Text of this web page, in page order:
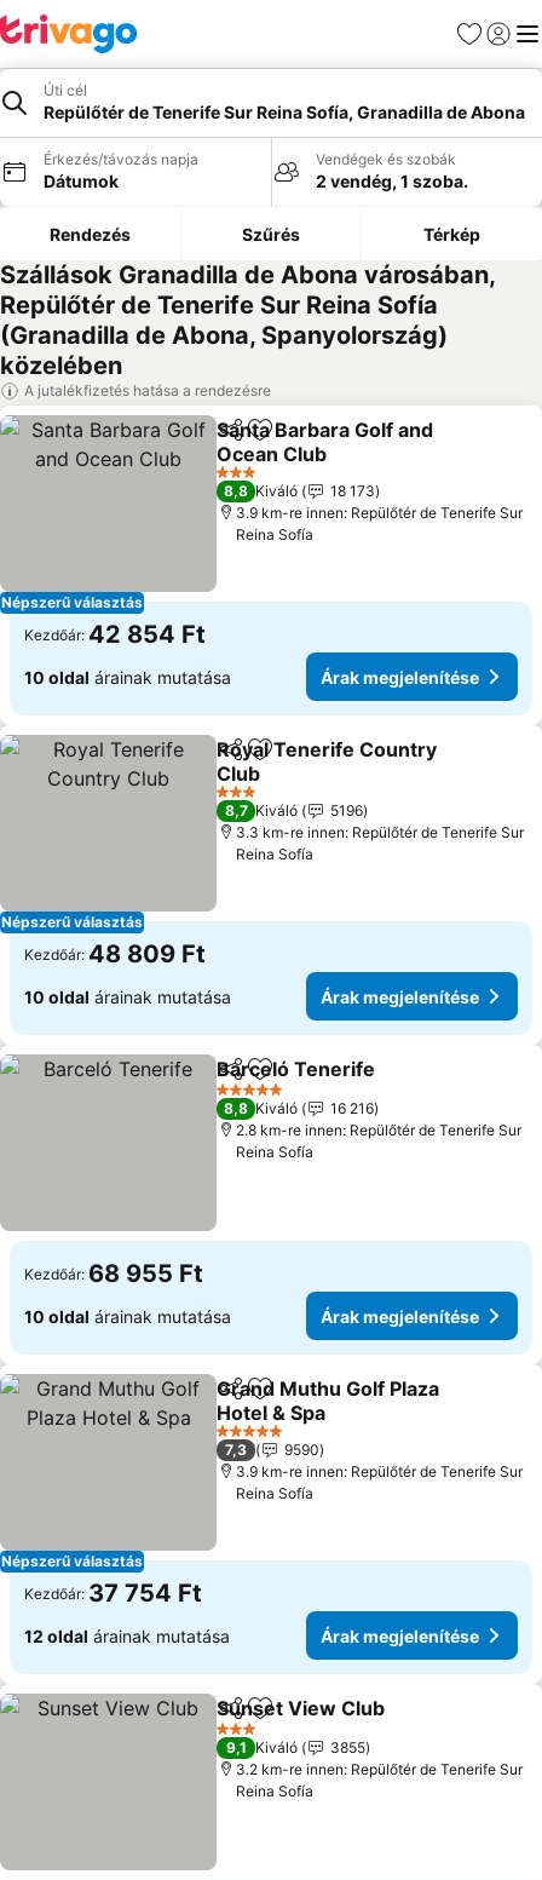
Kedvencek
Úti cél
Repülőtér de Tenerife Sur Reina Sofía, Granadilla de Abona
Érkezés/távozás napja
Dátumok
Vendégek és szobák
2 vendég, 1 szoba.
Rendezés Szűrés Térkép
Szállások Granadilla de Abona városában,
Repülőtér de Tenerife Sur Reina Sofía
(Granadilla de Abona, Spanyolország)
közelében
A jutalékfizetés hatása a rendezésre
Népszerű választás
MegosztásHozzáadás a kedvencekhez
Santa Barbara Golf and
Ocean Club
Árak megjelenítése
3 Kategória
8,8 Kiváló
18 173
3.9 km-re innen: Repülőtér de Tenerife Sur
Reina Sofía
Kezdőár: 42 854 Ft
10 oldal árainak mutatása Árak megjelenítése
Népszerű választás
Megosztás
Hozzáadás a kedvencekhez
Royal Tenerife Country
Club
Árak megjelenítése
3 Kategória
8,7 Kiváló
5196
3.3 km-re innen: Repülőtér de Tenerife Sur
Reina Sofía
Kezdőár: 48 809 Ft
10 oldal árainak mutatása Árak megjelenítése
Megosztás
Hozzáadás a kedvencekhez
Barceló Tenerife
5 Kategória
8,8 Kiváló
16 216
2.8 km-re innen: Repülőtér de Tenerife Sur
Reina Sofía
Kezdőár: 68 955 Ft
10 oldal árainak mutatása Árak megjelenítése
Népszerű választás
Megosztás
Hozzáadás a kedvencekhez
Grand Muthu Golf Plaza
Hotel & Spa
Árak megjelenítése
5 Kategória
7,3
9590
3.9 km-re innen: Repülőtér de Tenerife Sur
Reina Sofía
Kezdőár: 37 754 Ft
12 oldal árainak mutatása Árak megjelenítése
Megosztás
Hozzáadás a kedvencekhez
Sunset View Club
3 Kategória
9,1 Kiváló
3855
3.2 km-re innen: Repülőtér de Tenerife Sur
Reina Sofía